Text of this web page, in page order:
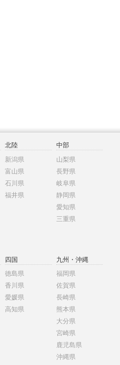
北陸
新潟県
富山県
石川県
福井県
中部
山梨県
長野県
岐阜県
静岡県
愛知県
三重県
四国
徳島県
香川県
愛媛県
高知県
九州・沖縄
福岡県
佐賀県
長崎県
熊本県
大分県
宮崎県
鹿児島県
沖縄県